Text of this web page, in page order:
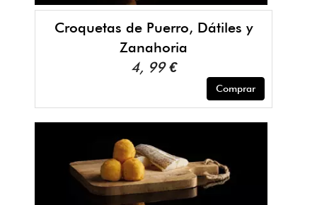
Croquetas de Puerro, Dátiles y
Zanahoria
4, 99 €
Comprar